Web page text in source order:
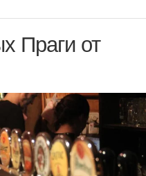
Праги от